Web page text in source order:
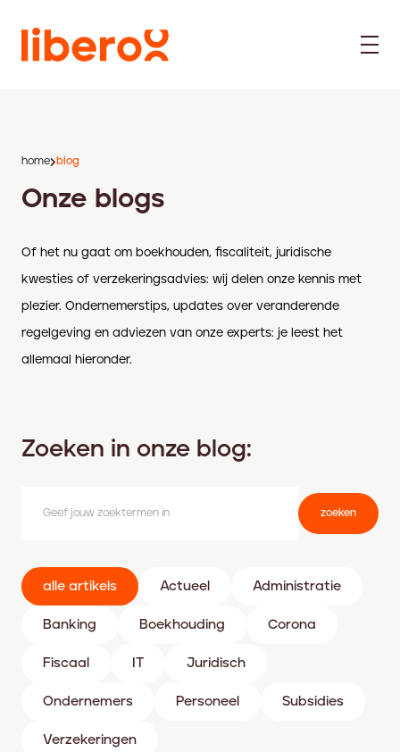
home blog
Onze blogs
Of het nu gaat om boekhouden, fiscaliteit, juridische
kwesties of verzekeringsadvies: wij delen onze kennis met
plezier. Ondernemerstips, updates over veranderende
regelgeving en adviezen van onze experts: je leest het
allemaal hieronder.
Zoeken in onze blog:
zoeken
alle artikels Actueel Administratie
Banking Boekhouding Corona
Fiscaal IT Juridisch
Ondernemers Personeel Subsidies
Verzekeringen